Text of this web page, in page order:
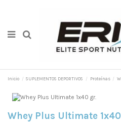
Inicio SUPLEMENTOS DEPORTIVOS Proteínas
Whey Plus Ultimate